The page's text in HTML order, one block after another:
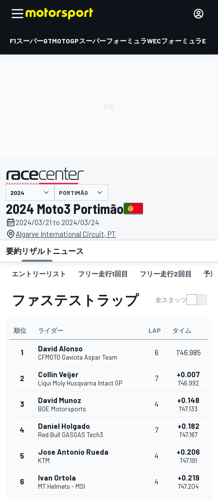
F1スーパーGTMOTOGPスーパーフォーミュラWECフォーミュラE
主催 PORTIMÃO
2024 Moto3 Portimão
2024/03/21 to 2024/03/24
Algarve International Circuit, PT
要約リザルト ニュース
エントリーリスト フリー走行1回目 フリー走行2回目 予選
ファステストラップ 全スタッツ
順位 ライダー LAP タイム
1 David Alonso
CFMOTO Gaviota Aspar Team
6 1'46.985
2 Collin Veijer
Liqui Moly Husqvarna Intact GP
7 +0.007
1'46.992
3 David Munoz
BOE Motorsports
4 +0.148
1'47.133
4 Daniel Holgado
Red Bull GASGAS Tech3
7 +0.182
1'47.167
5 Jose Antonio Rueda
KTM
4 +0.206
1'47.191
6 Ivan Ortola
MT Helmets - MSI
4 +0.219
1'47.204